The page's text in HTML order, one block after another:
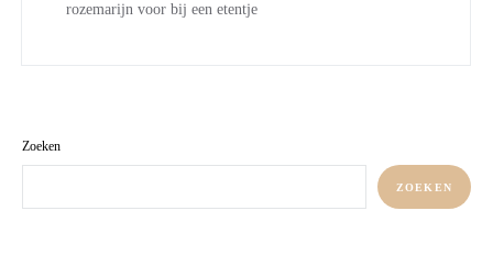
rozemarijn voor bij een etentje
Zoeken
ZOEKEN